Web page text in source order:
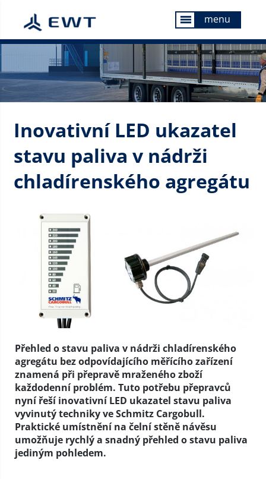
menu menu
Inovativní LED ukazatel
stavu paliva v nádrži
chladírenského agregátu
Přehled o stavu paliva v nádrži chladírenského
agregátu bez odpovídajícího měřícího zařízení
znamená při přepravě mraženého zboží
každodenní problém. Tuto potřebu přepravců
nyní řeší inovativní LED ukazatel stavu paliva
vyvinutý techniky ve Schmitz Cargobull.
Praktické umístnění na čelní stěně návěsu
umožňuje rychlý a snadný přehled o stavu paliva
jediným pohledem.